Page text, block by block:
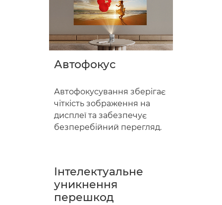
Автофокус
Автофокусування зберігає
чіткість зображення на
дисплеї та забезпечує
безперебійний перегляд.
Інтелектуальне
уникнення
перешкод